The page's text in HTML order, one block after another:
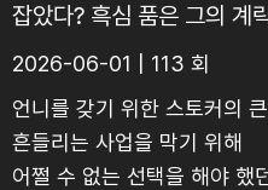
잡았다? 흑심 품은 그의 계
2026-06-01 | 113 회
언니를 갖기 위한 스토커의
흔들리는 사업을 막기 위해
어쩔 수 없는 선택을 해야 했